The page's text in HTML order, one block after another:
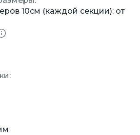
10см (каждой секции): от